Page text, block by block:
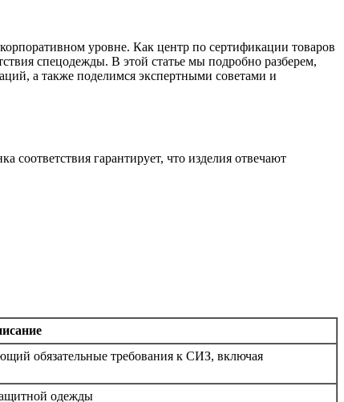
уровне. Как центр по сертификации товаров
спецодежды. В этой статье мы подробно разберем,
а также поделимся экспертными советами и
гарантирует, что изделия отвечают
обязательные требования к СИЗ, включая
одежды